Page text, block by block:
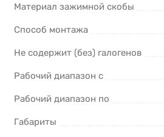
Материал зажимной скобы
Способ монтажа
Не содержит (без) галогенов
Рабочий диапазон с
Рабочий диапазон по
Габариты